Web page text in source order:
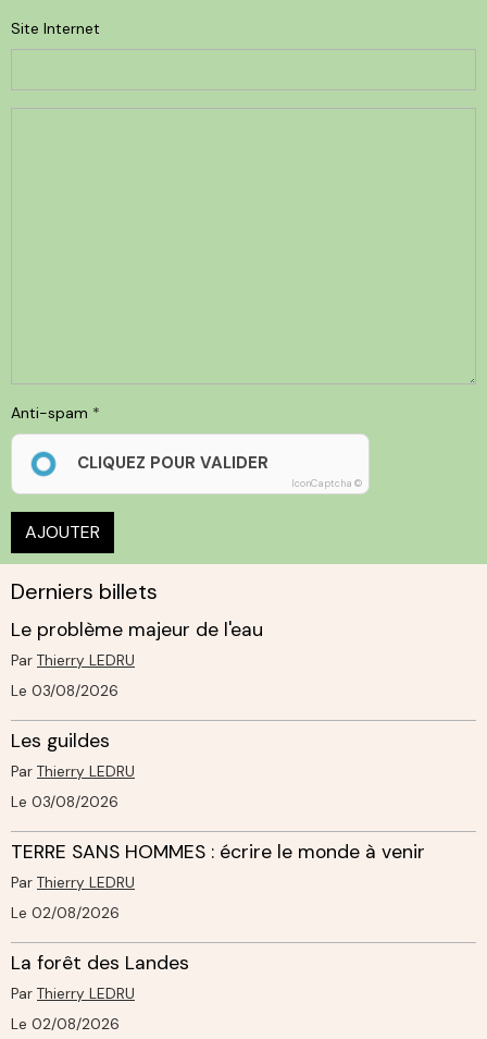
Site Internet
Anti-spam
CLIQUEZ POUR VALIDER
IconCaptcha ©
AJOUTER
Derniers billets
Le problème majeur de l'eau
Par Thierry LEDRU
Le 03/08/2026
Les guildes
Par Thierry LEDRU
Le 03/08/2026
TERRE SANS HOMMES : écrire le monde à venir
Par Thierry LEDRU
Le 02/08/2026
La forêt des Landes
Par Thierry LEDRU
Le 02/08/2026